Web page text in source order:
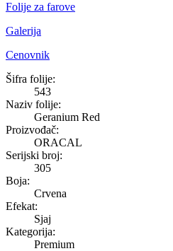
Folije za farove
Galerija
Cenovnik
Geranium Red
Šifra folije:
543
Naziv folije:
Geranium Red
Proizvođač:
ORACAL
Serijski broj:
305
Boja:
Crvena
Efekat:
Sjaj
Kategorija:
Premium